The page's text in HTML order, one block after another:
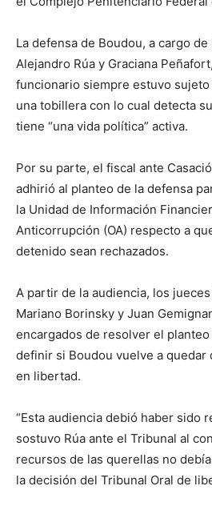
La defensa de Boudou, a cargo
Alejandro Rúa y Graciana
funcionario siempre estuvo
una tobillera con lo cual detecta
tiene “una vida política” activa.
Por su parte, el fiscal ante
adhirió al planteo de la defensa
la Unidad de Información
Anticorrupción (OA) respecto a
detenido sean rechazados.
A partir de la audiencia, los
Mariano Borinsky y Juan
encargados de resolver el
definir si Boudou vuelve a quedar
en libertad.
“Esta audiencia debió haber sido
sostuvo Rúa ante el Tribunal al
recursos de las querellas no
la decisión del Tribunal Oral de